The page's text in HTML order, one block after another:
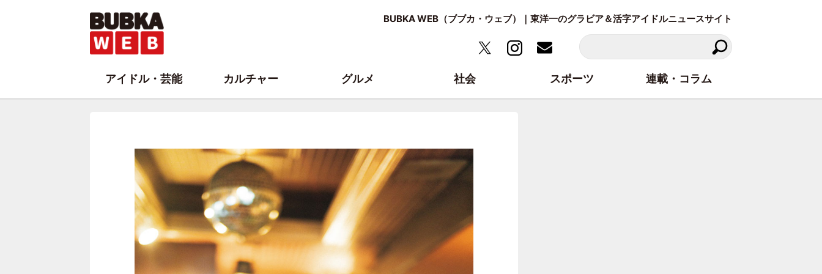
BUBKA WEB（ブブカ・ウェブ）｜東洋一のグラビア＆活字アイドルニュースサイト
アイドル・芸能 カルチャー グルメ 社会 スポーツ 連載・コラム